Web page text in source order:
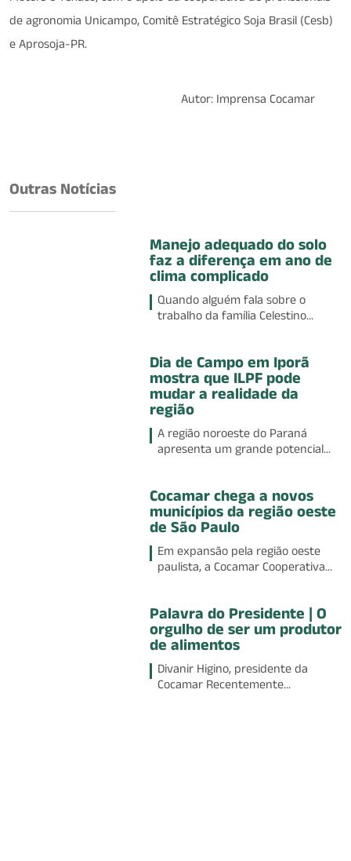
de agronomia Unicampo, Comitê Estratégico Soja Brasil (Cesb)
e Aprosoja-PR.
Autor: Imprensa Cocamar
Outras Notícias
Manejo adequado do solo
faz a diferença em ano de
clima complicado
Quando alguém fala sobre o
trabalho da família Celestino...
Dia de Campo em Iporã
mostra que ILPF pode
mudar a realidade da
região
A região noroeste do Paraná
apresenta um grande potencial...
Cocamar chega a novos
municípios da região oeste
de São Paulo
Em expansão pela região oeste
paulista, a Cocamar Cooperativa...
Palavra do Presidente | O
orgulho de ser um produtor
de alimentos
Divanir Higino, presidente da
Cocamar Recentemente...